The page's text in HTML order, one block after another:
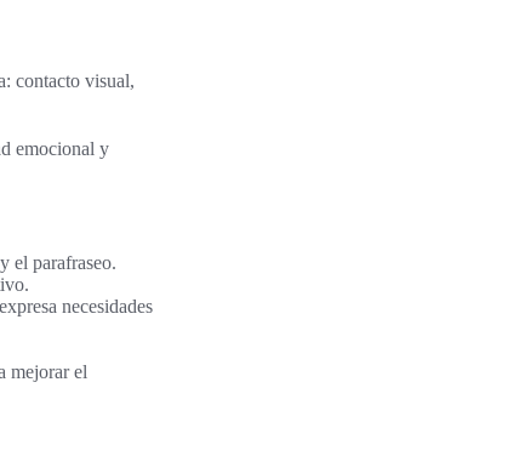
contacto visual,
emocional y
el parafraseo.
necesidades
mejorar el